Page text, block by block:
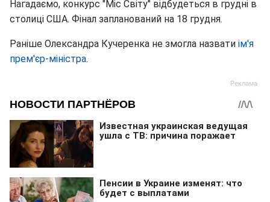
Нагадаємо, конкурс "Міс Світу" відбудеться в грудні в
столиці США. Фінал запланований на 18 грудня.
Раніше Олександра Кучеренка не змогла назвати ім'я
прем'єр-міністра.